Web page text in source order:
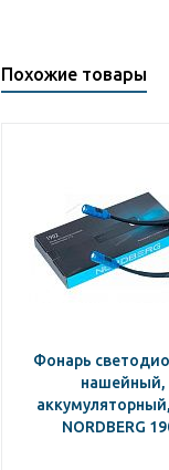
Похожие товары
Фонарь
нашейный,
NORDBERG